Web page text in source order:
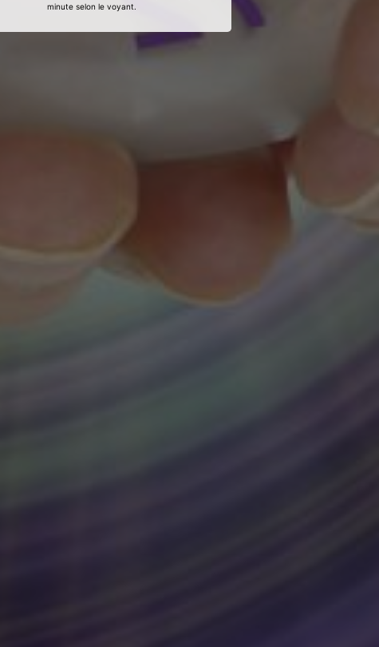
minute selon le voyant.